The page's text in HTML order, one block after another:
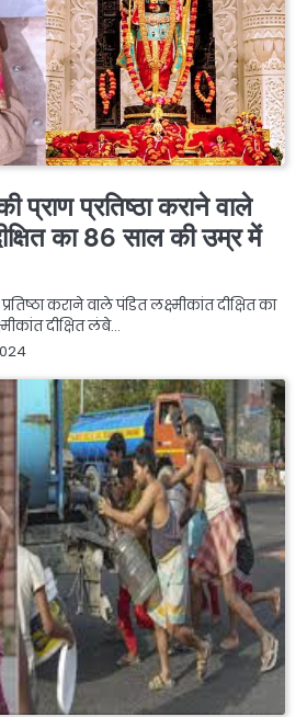
प्राण प्रतिष्ठा कराने वाले
का 86 साल की उम्र में
कराने वाले पंडित लक्ष्मीकांत दीक्षित का
दीक्षित लंबे…